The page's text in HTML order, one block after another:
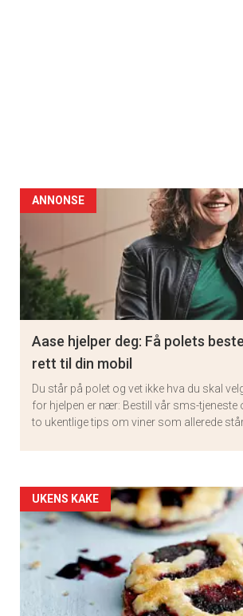
ANNONSE
Aase hjelper deg: Få polets
rett til din mobil
Du står på polet og vet ikke hva du skal
for hjelpen er nær: Bestill vår sms-tjeneste
to ukentlige tips om viner som allerede
Artikler
detail
-
section
UKENS KAKE